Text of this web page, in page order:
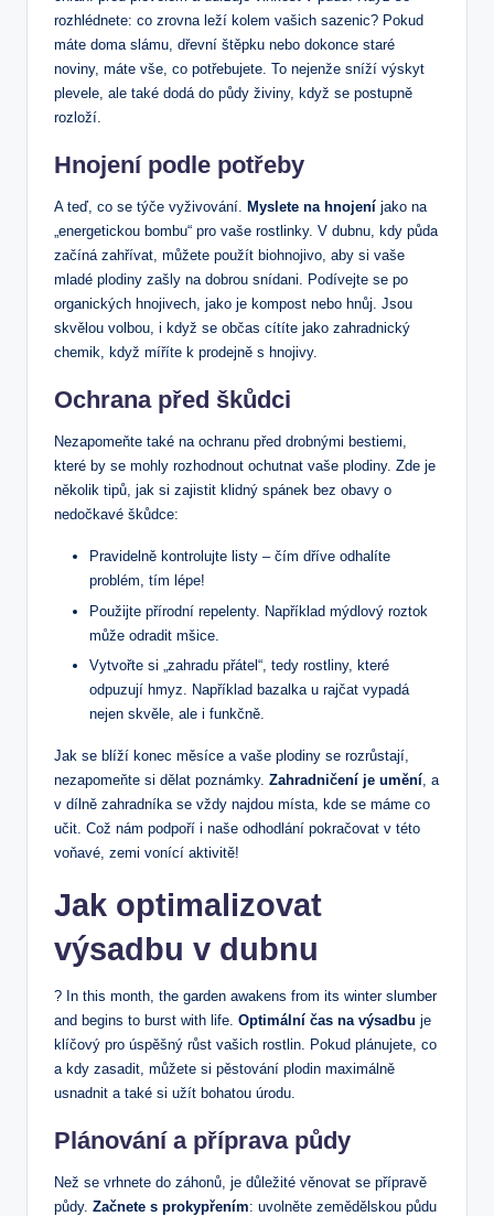
rozhlédnete: co zrovna leží kolem vašich sazenic? Pokud
máte doma slámu, dřevní štěpku nebo dokonce staré
noviny, máte vše, co potřebujete. To nejenže sníží výskyt
plevele, ale také dodá do půdy živiny, když se postupně
rozloží.
Hnojení podle potřeby
A teď, co se týče vyživování. Myslete na hnojení jako na
„energetickou bombu“ pro vaše rostlinky. V dubnu, kdy půda
začíná zahřívat, můžete použít biohnojivo, aby si vaše
mladé plodiny zašly na dobrou snídani. Podívejte se po
organických hnojivech, jako je kompost nebo hnůj. Jsou
skvělou volbou, i když se občas cítíte jako zahradnický
chemik, když míříte k prodejně s hnojivy.
Ochrana před škůdci
Nezapomeňte také na ochranu před drobnými bestiemi,
které by se mohly rozhodnout ochutnat vaše plodiny. Zde je
několik tipů, jak si zajistit klidný spánek bez obavy o
nedočkavé škůdce:
Pravidelně kontrolujte listy – čím dříve odhalíte
problém, tím lépe!
Použijte přírodní repelenty. Například mýdlový roztok
může odradit mšice.
Vytvořte si „zahradu přátel“, tedy rostliny, které
odpuzují hmyz. Například bazalka u rajčat vypadá
nejen skvěle, ale i funkčně.
Jak se blíží konec měsíce a vaše plodiny se rozrůstají,
nezapomeňte si dělat poznámky. Zahradničení je umění , a
v dílně zahradníka se vždy najdou místa, kde se máme co
učit. Což nám podpoří i naše odhodlání pokračovat v této
voňavé, zemi vonící aktivitě!
Jak optimalizovat
výsadbu v dubnu
? In this month, the garden awakens from its winter slumber
and begins to burst with life. Optimální čas na výsadbu je
klíčový pro úspěšný růst vašich rostlin. Pokud plánujete, co
a kdy zasadit, můžete si pěstování plodin maximálně
usnadnit a také si užít bohatou úrodu.
Plánování a příprava půdy
Než se vrhnete do záhonů, je důležité věnovat se přípravě
půdy. Začnete s prokypřením: uvolněte zemědělskou půdu